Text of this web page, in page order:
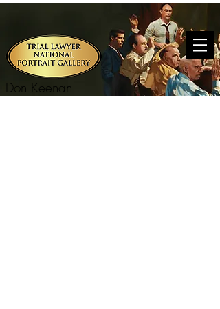
Don Keenan